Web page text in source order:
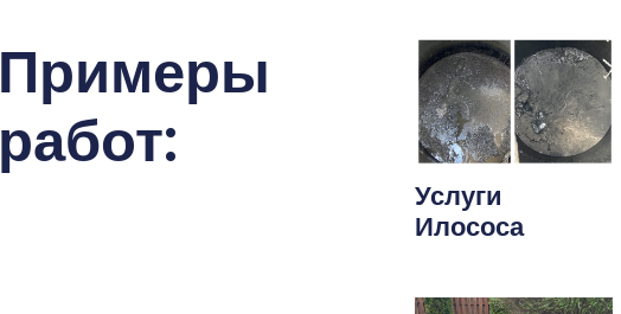
Примеры
работ:
Услуги
Илососа